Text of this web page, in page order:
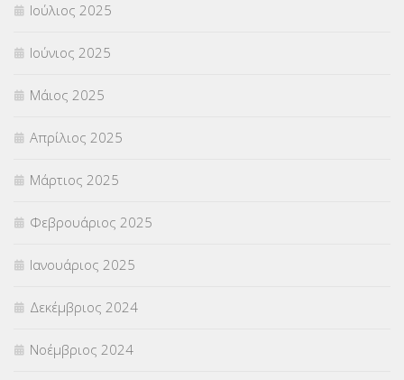
Ιούλιος 2025
Ιούνιος 2025
Μάιος 2025
Απρίλιος 2025
Μάρτιος 2025
Φεβρουάριος 2025
Ιανουάριος 2025
Δεκέμβριος 2024
Νοέμβριος 2024